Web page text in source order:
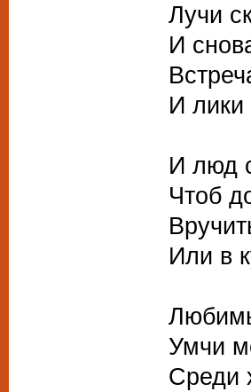
Лучи
И
И лики
И люд
Чтоб
Или в
Умчи
Среди